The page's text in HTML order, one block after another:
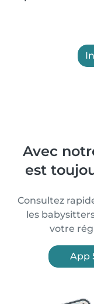
Avec
est
Consultez
les
votre
App